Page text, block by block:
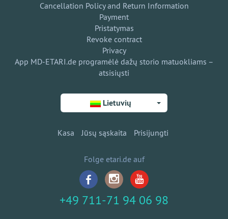
Cancellation Policy and Return Information
Payment
Pristatymas
Revoke contract
Privacy
App MD-ETARI.de programėlė dažų storio matuokliams –
atsisiųsti
Lietuvių
Kasa Jūsų sąskaita Prisijungti
Folge etari.de auf
+49 711-71 94 06 98